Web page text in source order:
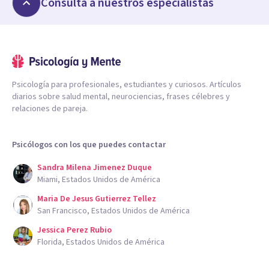
Psicología para profesionales, estudiantes y curiosos. Artículos
diarios sobre salud mental, neurociencias, frases célebres y
relaciones de pareja.
Psicólogos con los que puedes contactar
Sandra Milena Jimenez Duque
Miami, Estados Unidos de América
Maria De Jesus Gutierrez Tellez
San Francisco, Estados Unidos de América
Jessica Perez Rubio
Florida, Estados Unidos de América